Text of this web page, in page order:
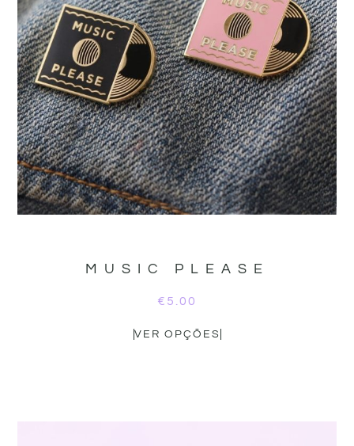
MUSIC PLEASE
€ 5.00
VER OPÇÕES